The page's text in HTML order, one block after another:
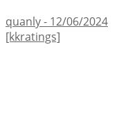
quanly - 12/06/2024
[kkratings]